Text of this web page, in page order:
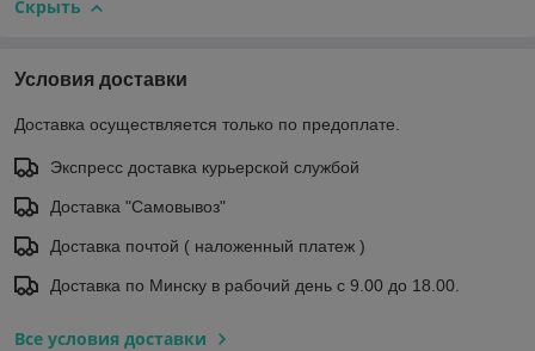
Скрыть
Условия доставки
Доставка осуществляется только по предоплате.
Экспресс доставка курьерской службой
Доставка "Самовывоз"
Доставка почтой ( наложенный платеж )
Доставка по Минску в рабочий день с 9.00 до 18.00.
Все условия доставки